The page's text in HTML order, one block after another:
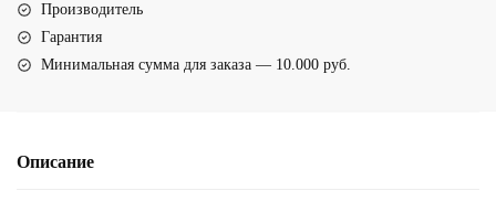
плавания
(20030Синий,голубой)
Производитель
Гарантия
Минимальная сумма для заказа — 10.000 руб.
Описание